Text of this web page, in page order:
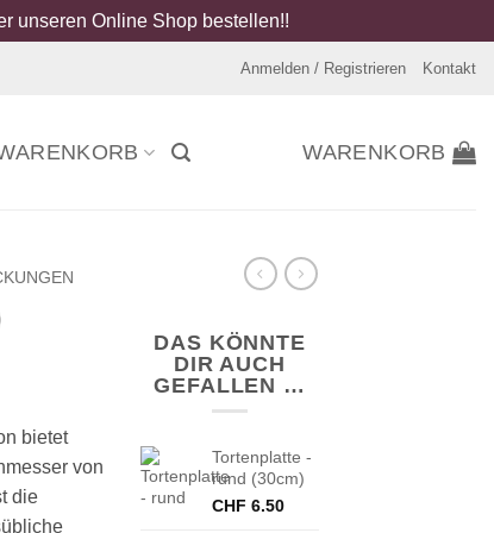
unseren Online Shop bestellen!!
Anmelden / Registrieren Kontakt
WARENKORB
bietet
von
die
DAS KÖNNTE
DIR AUCH
GEFALLEN …
Tortenplatte -
rund (30cm)
CHF 6.50